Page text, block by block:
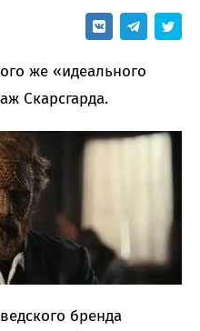
же «идеального
Скарсгарда.
бренда